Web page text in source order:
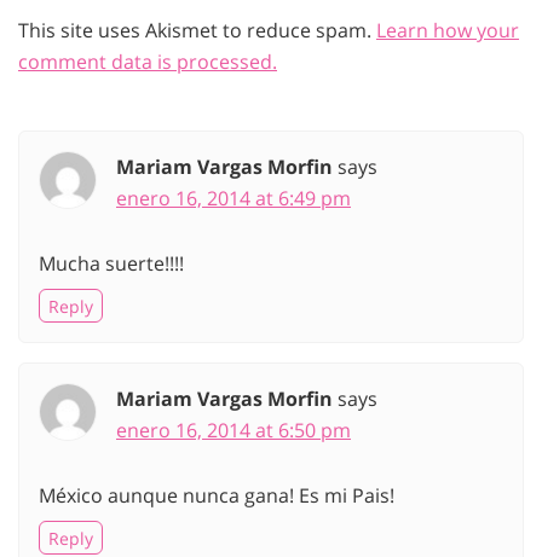
This site uses Akismet to reduce spam. Learn how your
comment data is processed.
Mariam Vargas Morfin says
enero 16, 2014 at 6:49 pm
Mucha suerte!!!!
Reply
Mariam Vargas Morfin says
enero 16, 2014 at 6:50 pm
México aunque nunca gana! Es mi Pais!
Reply